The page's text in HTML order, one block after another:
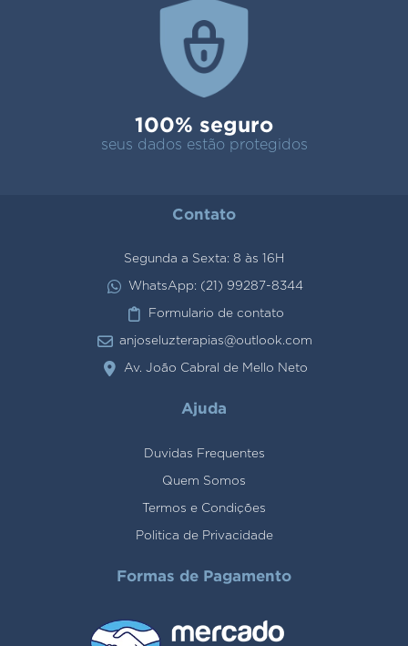
100% seguro
seus dados estão protegidos
Contato
Segunda a Sexta: 8 às 16H
WhatsApp: (21) 99287-8344
Formulario de contato
anjoseluzterapias@outlook.com
Av. João Cabral de Mello Neto
Ajuda
Duvidas Frequentes
Quem Somos
Termos e Condições
Politica de Privacidade
Formas de Pagamento